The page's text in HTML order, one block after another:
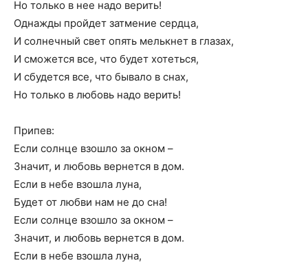
Но только в нее надо верить!
Однажды пройдет затмение сердца,
И солнечный свет опять мелькнет в глазах,
И сможется все, что будет хотеться,
И сбудется все, что бывало в снах,
Но только в любовь надо верить!
Припев:
Если солнце взошло за окном –
Значит, и любовь вернется в дом.
Если в небе взошла луна,
Будет от любви нам не до сна!
Если солнце взошло за окном –
Значит, и любовь вернется в дом.
Если в небе взошла луна,